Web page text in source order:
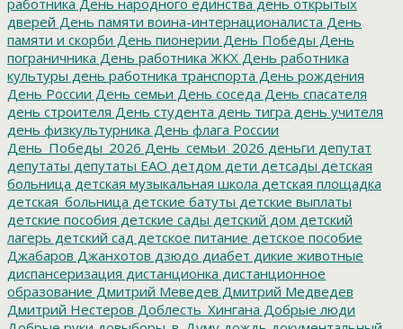
дверей День памяти воина-интернационалиста День
памяти и скорби День пионерии День Победы День
пограничника День работника ЖКХ День работника
культуры день работника транспорта День рождения
День России День семьи День соседа День спасателя
день строителя День студента день тигра день учителя
день физкультурника День флага России
День_Победы_2026 День_семьи_2026 деньги депутат
депутаты депутаты ЕАО детдом дети детсады детская
больница детская музыкальная школа детская площадка
детская_больница детские батуты детские выплаты
детские пособия детские сады детский дом детский
лагерь детский сад детское питание детское пособие
Джабаров Джанхотов дзюдо диабет дикие животные
диспансеризация дистанционка дистанционное
образование Дмитрий Меведев Дмитрий Медведев
Дмитрий Нестеров Доблесть_Хингана Добрые люди